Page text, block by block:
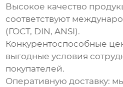
Высокое качество
соответствуют
(ГОСТ, DIN, ANSI).
Конкурентоспособные
выгодные условия
покупателей.
Оперативную доставку: